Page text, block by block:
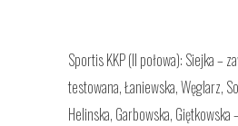
Sportis KKP (II połowa): Siejka –
testowana, Łaniewska, Węglarz,
Helinska, Garbowska, Giętkowska